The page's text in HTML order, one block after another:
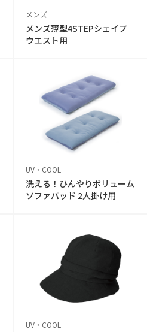
メンズ
メンズ薄型4STEPシェイプ
ウエスト用
UV・COOL
洗える！ひんやりボリューム
ソファパッド 2人掛け用
UV・COOL